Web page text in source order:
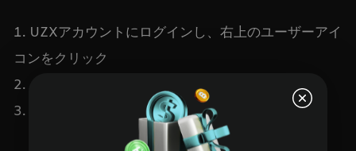
1. UZXアカウントにログインし、右上のユーザーアイ
コンをクリック
2. ドロップダウンメニューから「API」を選択
3. 「APIキーを作成」をクリック